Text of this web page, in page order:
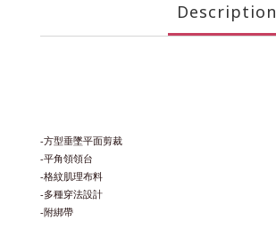
Description
-方型垂墜平面剪裁
-平角領領台
-格紋肌理布料
-多種穿法設計
-附綁帶